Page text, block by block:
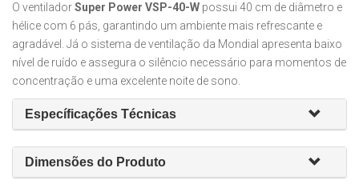
O ventiladorSuper Power VSP-40-W possui 40 cm de diâmetro e
hélice com 6 pás, garantindo um ambiente mais refrescante e
agradável. Já o sistema de ventilação da Mondial apresenta baixo
nível de ruído e assegura o silêncio necessário para momentos de
concentração e uma excelente noite de sono.
Específicações Técnicas
Dimensões do Produto